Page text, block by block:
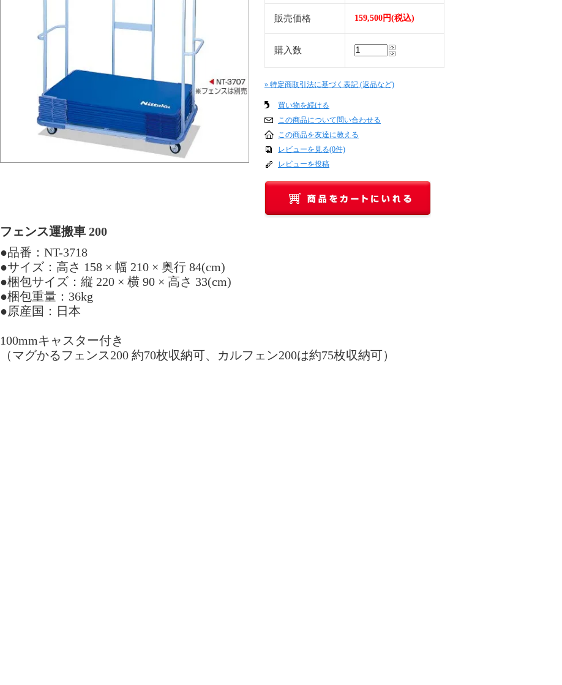
販売価格 159,500円(税込)
購入数
» 特定商取引法に基づく表記 (返品など)
買い物を続ける
この商品について問い合わせる
この商品を友達に教える
レビューを見る(0件)
レビューを投稿
フェンス運搬車 200
●品番：NT-3718
●サイズ：高さ 158 × 幅 210 × 奥行 84(cm)
●梱包サイズ：縦 220 × 横 90 × 高さ 33(cm)
●梱包重量：36kg
●原産国：日本
100mmキャスター付き
（マグかるフェンス200 約70枚収納可、カルフェン200は約75枚収納可）